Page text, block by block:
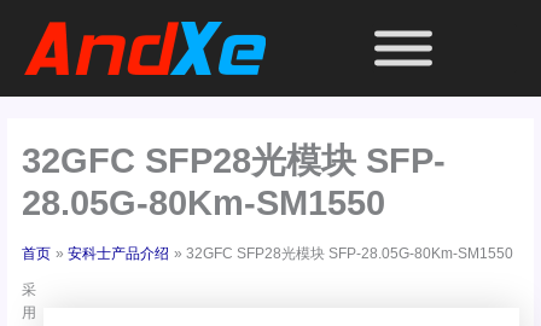
32GFC SFP28光模块 SFP-
28.05G-80Km-SM1550
首页 安科士产品介绍 32GFC SFP28光模块 SFP-28.05G-80Km-SM1550
采
用